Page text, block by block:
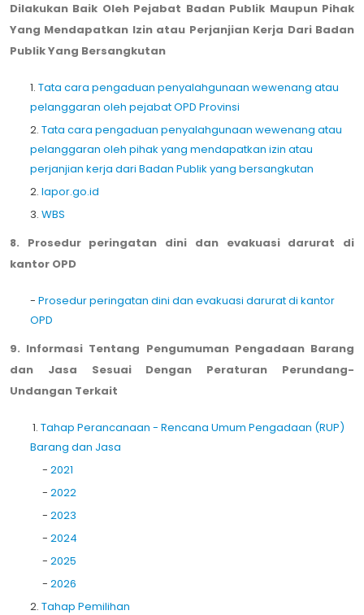
Dilakukan Baik Oleh Pejabat Badan Publik Maupun Pihak
Yang Mendapatkan Izin atau Perjanjian Kerja Dari Badan
Publik Yang Bersangkutan
1. Tata cara pengaduan penyalahgunaan wewenang atau
pelanggaran oleh pejabat OPD Provinsi
2. Tata cara pengaduan penyalahgunaan wewenang atau
pelanggaran oleh pihak yang mendapatkan izin atau
perjanjian kerja dari Badan Publik yang bersangkutan
2. lapor.go.id
3. WBS
8. Prosedur peringatan dini dan evakuasi darurat di
kantor OPD
- Prosedur peringatan dini dan evakuasi darurat di kantor
OPD
9. Informasi Tentang Pengumuman Pengadaan Barang
dan Jasa Sesuai Dengan Peraturan Perundang-
Undangan Terkait
1. Tahap Perancanaan - Rencana Umum Pengadaan (RUP)
Barang dan Jasa
- 2021
- 2022
- 2023
- 2024
- 2025
- 2026
2. Tahap Pemilihan